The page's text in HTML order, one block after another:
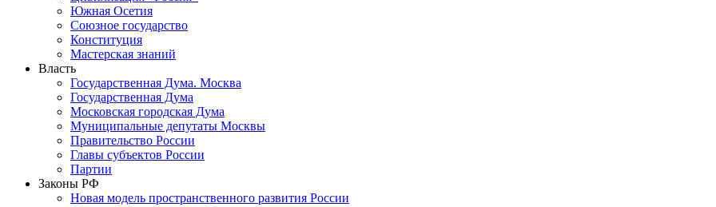
Южная Осетия
Союзное государство
Конституция
Мастерская знаний
Власть
Государственная Дума. Москва
Государственная Дума
Московская городская Дума
Муниципальные депутаты Москвы
Правительство России
Главы субъектов России
Партии
Законы РФ
Новая модель пространственного развития России